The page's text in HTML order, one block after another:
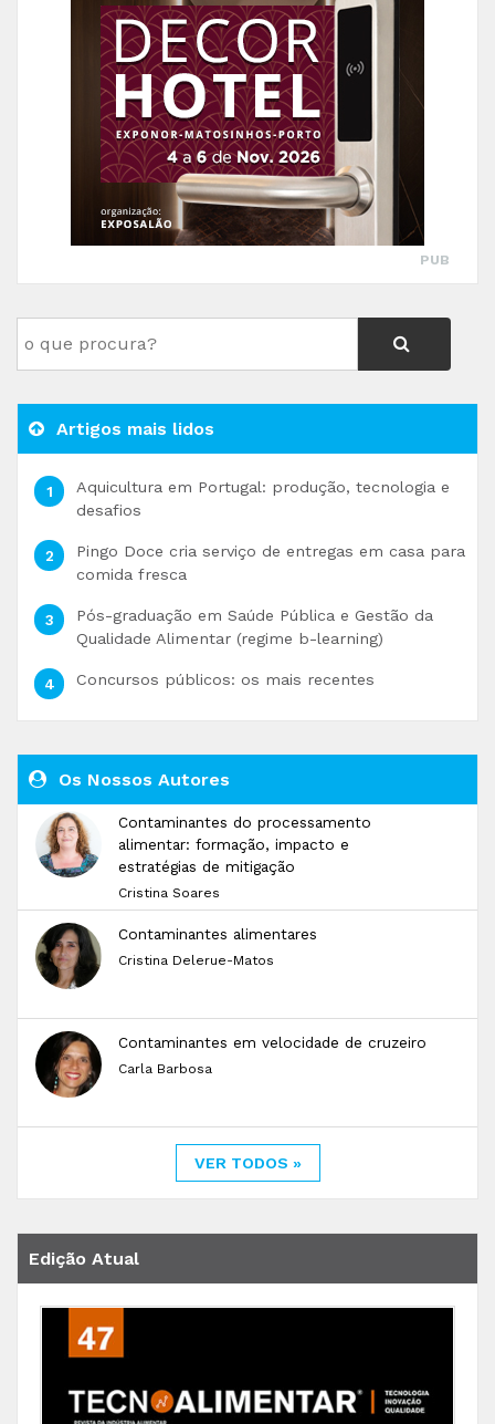
PUB
Artigos mais lidos
Aquicultura em Portugal: produção, tecnologia e
desafios
Pingo Doce cria serviço de entregas em casa para
comida fresca
Pós-graduação em Saúde Pública e Gestão da
Qualidade Alimentar (regime b-learning)
Concursos públicos: os mais recentes
Os Nossos Autores
Contaminantes do processamento
alimentar: formação, impacto e
estratégias de mitigação
Cristina Soares
Contaminantes alimentares
Cristina Delerue-Matos
Contaminantes em velocidade de cruzeiro
Carla Barbosa
VER TODOS »
Edição Atual